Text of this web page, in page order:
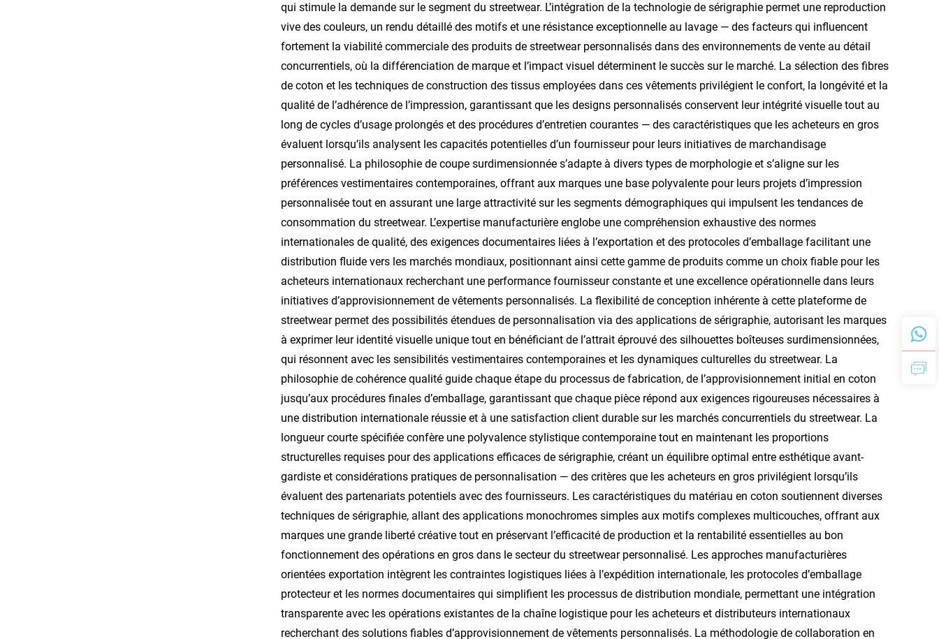
qui stimule la demande sur le segment du streetwear. L’intégration de la technologie de sérigraphie permet une reproduction
vive des couleurs, un rendu détaillé des motifs et une résistance exceptionnelle au lavage — des facteurs qui influencent
fortement la viabilité commerciale des produits de streetwear personnalisés dans des environnements de vente au détail
concurrentiels, où la différenciation de marque et l’impact visuel déterminent le succès sur le marché. La sélection des fibres
de coton et les techniques de construction des tissus employées dans ces vêtements privilégient le confort, la longévité et la
qualité de l’adhérence de l’impression, garantissant que les designs personnalisés conservent leur intégrité visuelle tout au
long de cycles d’usage prolongés et des procédures d’entretien courantes — des caractéristiques que les acheteurs en gros
évaluent lorsqu’ils analysent les capacités potentielles d’un fournisseur pour leurs initiatives de marchandisage
personnalisé. La philosophie de coupe surdimensionnée s’adapte à divers types de morphologie et s’aligne sur les
préférences vestimentaires contemporaines, offrant aux marques une base polyvalente pour leurs projets d’impression
personnalisée tout en assurant une large attractivité sur les segments démographiques qui impulsent les tendances de
consommation du streetwear. L’expertise manufacturière englobe une compréhension exhaustive des normes
internationales de qualité, des exigences documentaires liées à l’exportation et des protocoles d’emballage facilitant une
distribution fluide vers les marchés mondiaux, positionnant ainsi cette gamme de produits comme un choix fiable pour les
acheteurs internationaux recherchant une performance fournisseur constante et une excellence opérationnelle dans leurs
initiatives d’approvisionnement de vêtements personnalisés. La flexibilité de conception inhérente à cette plateforme de
streetwear permet des possibilités étendues de personnalisation via des applications de sérigraphie, autorisant les marques
à exprimer leur identité visuelle unique tout en bénéficiant de l’attrait éprouvé des silhouettes boîteuses surdimensionnées,
qui résonnent avec les sensibilités vestimentaires contemporaines et les dynamiques culturelles du streetwear. La
philosophie de cohérence qualité guide chaque étape du processus de fabrication, de l’approvisionnement initial en coton
jusqu’aux procédures finales d’emballage, garantissant que chaque pièce répond aux exigences rigoureuses nécessaires à
une distribution internationale réussie et à une satisfaction client durable sur les marchés concurrentiels du streetwear. La
longueur courte spécifiée confère une polyvalence stylistique contemporaine tout en maintenant les proportions
structurelles requises pour des applications efficaces de sérigraphie, créant un équilibre optimal entre esthétique avant-
gardiste et considérations pratiques de personnalisation — des critères que les acheteurs en gros privilégient lorsqu’ils
évaluent des partenariats potentiels avec des fournisseurs. Les caractéristiques du matériau en coton soutiennent diverses
techniques de sérigraphie, allant des applications monochromes simples aux motifs complexes multicouches, offrant aux
marques une grande liberté créative tout en préservant l’efficacité de production et la rentabilité essentielles au bon
fonctionnement des opérations en gros dans le secteur du streetwear personnalisé. Les approches manufacturières
orientées exportation intègrent les contraintes logistiques liées à l’expédition internationale, les protocoles d’emballage
protecteur et les normes documentaires qui simplifient les processus de distribution mondiale, permettant une intégration
transparente avec les opérations existantes de la chaîne logistique pour les acheteurs et distributeurs internationaux
recherchant des solutions fiables d’approvisionnement de vêtements personnalisés. La méthodologie de collaboration en